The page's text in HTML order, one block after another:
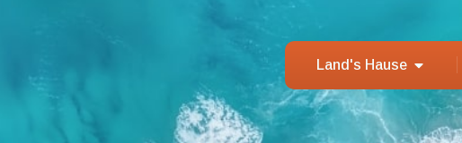
Land's Hause